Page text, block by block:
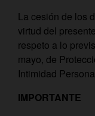
La cesión de los
virtud del
respeto a lo
mayo, de
Intimidad
IMPORTANTE